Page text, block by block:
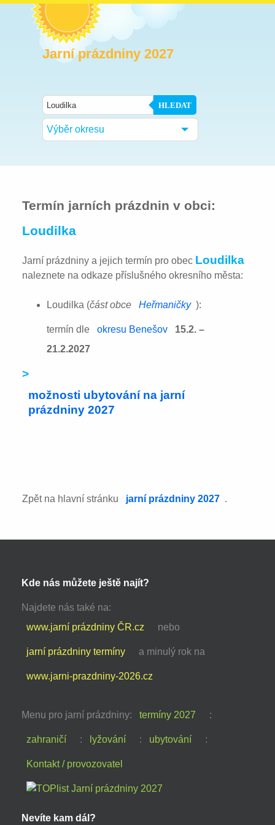
Jarní prázdniny 2027
HLEDAT
Výběr okresu
Termín jarních prázdnin v obci:
Loudilka
Jarní prázdniny a jejich termín pro obec Loudilka
naleznete na odkaze příslušného okresního města:
Loudilka (část obce Heřmaničky ):
termín dle okresu Benešov
15.2. –
21.2.2027
>
možnosti ubytování na jarní
prázdniny 2027
Zpět na hlavní stránku jarní prázdniny 2027 .
Kde nás můžete ještě najít?
Najdete nás také na:
www.jarní prázdniny ČR.cz
nebo
jarní prázdniny termíny a minulý rok na
www.jarni-prazdniny-2026.cz
Menu pro jarní prázdniny: termíny 2027 :
zahraničí : lyžování : ubytování :
Kontakt / provozovatel
Nevíte kam dál?